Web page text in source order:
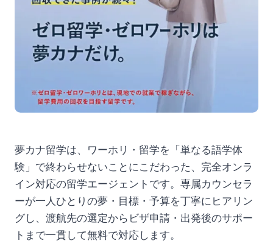
夢カナ留学は、ワーホリ・留学を「単なる語学体
験」で終わらせないことにこだわった、完全オンラ
イン対応の留学エージェントです。専属カウンセラ
ーが一人ひとりの夢・目標・予算を丁寧にヒアリン
グし、渡航先の選定からビザ申請・出発後のサポー
トまで一貫して無料で対応します。